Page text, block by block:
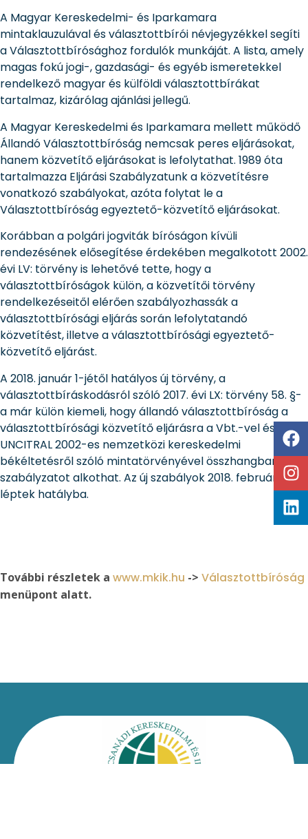
A Magyar Kereskedelmi- és Iparkamara
mintaklauzulával és választottbírói névjegyzékkel segíti
a Választottbírósághoz fordulók munkáját. A lista, amely
magas fokú jogi-, gazdasági- és egyéb ismeretekkel
rendelkező magyar és külföldi választottbírákat
tartalmaz, kizárólag ajánlási jellegű.
A Magyar Kereskedelmi és Iparkamara mellett működő
Állandó Választottbíróság nemcsak peres eljárásokat,
hanem közvetítő eljárásokat is lefolytathat. 1989 óta
tartalmazza Eljárási Szabályzatunk a közvetítésre
vonatkozó szabályokat, azóta folytat le a
Választottbíróság egyeztető-közvetítő eljárásokat.
Korábban a polgári jogviták bíróságon kívüli
rendezésének elősegítése érdekében megalkotott 2002.
évi LV: törvény is lehetővé tette, hogy a
választottbíróságok külön, a közvetítői törvény
rendelkezéseitől elérően szabályozhassák a
választottbírósági eljárás során lefolytatandó
közvetítést, illetve a választottbírósági egyeztető-
közvetítő eljárást.
A 2018. január 1-jétől hatályos új törvény, a
választottbíráskodásról szóló 2017. évi LX: törvény 58. §-
a már külön kiemeli, hogy állandó választottbíróság a
választottbírósági közvetítő eljárásra a Vbt.-vel és az
UNCITRAL 2002-es nemzetközi kereskedelmi
békéltetésről szóló mintatörvényével összhangban álló
szabályzatot alkothat. Az új szabályok 2018. február 1-jén
léptek hatályba.
További részletek a www.mkik.hu -> Választottbíróság
menüpont alatt.